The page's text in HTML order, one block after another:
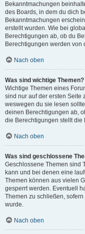
Bekanntmachungen
des Boards, in dem du dich
Bekanntmachungen
erstellt wurden. Wie bei
Berechtigungen ab, ob du
Berechtigungen werden
Nach oben
Was sind wichtige Themen?
Wichtige Themen eines
sind nur auf der ersten Seite
weswegen du sie lesen
deinen Berechtigungen ab,
die Berechtigungen stellt die
Nach oben
Was sind geschlossene
Geschlossene Themen sind
kann und bei denen eine
Themen können aus vielen
gesperrt werden. Eventuell
Themen zu schließen,
wurde.
Nach oben